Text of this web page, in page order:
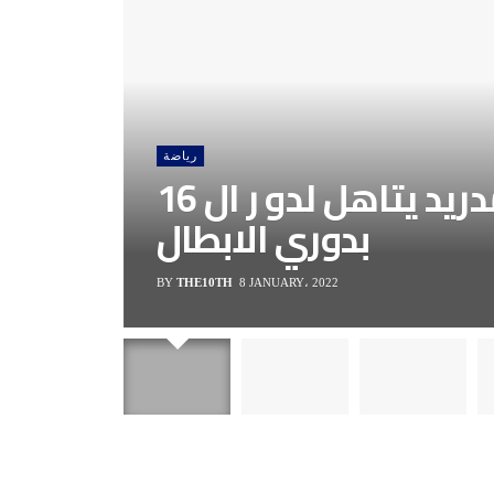
رياضة
اتليتكو مدريد يتاهل لدو ر ال 16
بدوري الابطال
BY THE10TH 8 JANUARY، 2022